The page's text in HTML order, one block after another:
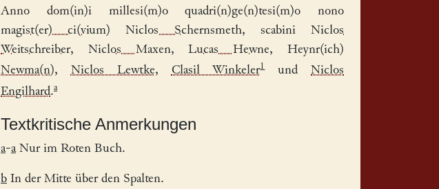
Anno dom(in)i millesi(m)o quadri(n)ge(n)tesi(m)o nono
magist(er) ci(vium)
Niclos Schernsmeth, scabiniNiclos
Weitschreiber, Niclos Maxen,Lucas Hewne,Heynr(ich)
Newma(n), Niclos Lewtke, Clasil Winkeler1undNiclos
Engilhard.a
Textkritische Anmerkungen
a-aNur im Roten Buch.
b In der Mitte über den Spalten.